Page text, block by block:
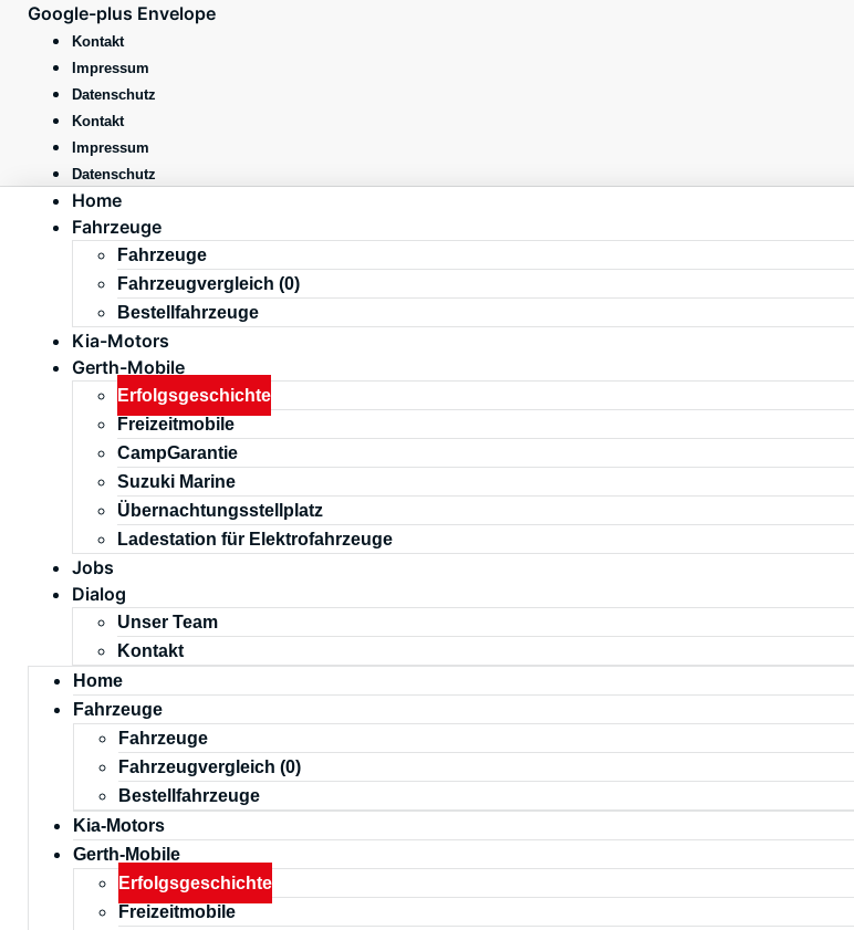
Zum
springen
Google-plus Envelope
Kontakt
Impressum
Datenschutz
Kontakt
Impressum
Datenschutz
Home
Fahrzeuge
Fahrzeuge
Fahrzeugvergleich (0)
Bestellfahrzeuge
Kia-Motors
Gerth-Mobile
Erfolgsgeschichte
Freizeitmobile
CampGarantie
Suzuki Marine
Übernachtungsstellplatz
Ladestation für Elektrofahrzeuge
Jobs
Dialog
Unser Team
Kontakt
Home
Fahrzeuge
Fahrzeuge
Fahrzeugvergleich (0)
Bestellfahrzeuge
Kia-Motors
Gerth-Mobile
Erfolgsgeschichte
Freizeitmobile